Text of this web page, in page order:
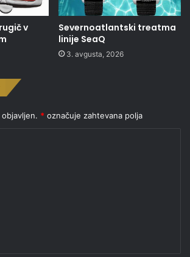
v
Severnoatlantski treatma
linije SeaQ
3. avgusta, 2026
* označuje zahtevana polja